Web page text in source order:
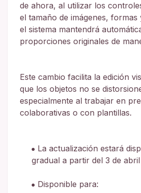
de ahora, al utilizar los
el tamaño de imágenes,
el sistema mantendrá
proporciones originales de
Este cambio facilita la edición
que los objetos no se
especialmente al trabajar en
colaborativas o con plantillas.
La actualización estará
gradual a partir del 3 de abril
Disponible para: